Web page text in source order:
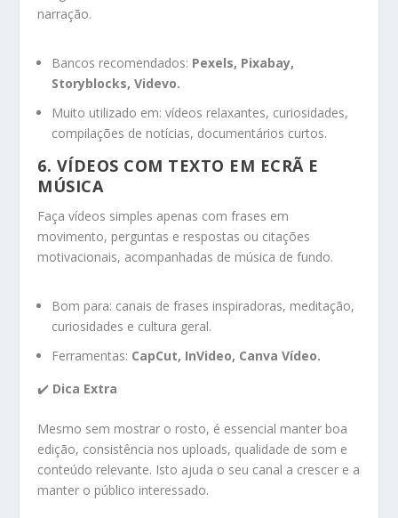
narração.
Bancos recomendados: Pexels, Pixabay,
Storyblocks, Videvo.
Muito utilizado em: vídeos relaxantes, curiosidades,
compilações de notícias, documentários curtos.
6. VÍDEOS COM TEXTO EM ECRÃ E
MÚSICA
Faça vídeos simples apenas com frases em
movimento, perguntas e respostas ou citações
motivacionais, acompanhadas de música de fundo.
Bom para: canais de frases inspiradoras, meditação,
curiosidades e cultura geral.
Ferramentas: CapCut, InVideo, Canva Vídeo.
✔️ Dica Extra
Mesmo sem mostrar o rosto, é essencial manter boa
edição, consistência nos uploads, qualidade de som e
conteúdo relevante. Isto ajuda o seu canal a crescer e a
manter o público interessado.